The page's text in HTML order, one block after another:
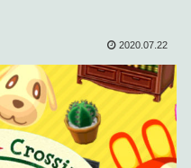
2020.07.22